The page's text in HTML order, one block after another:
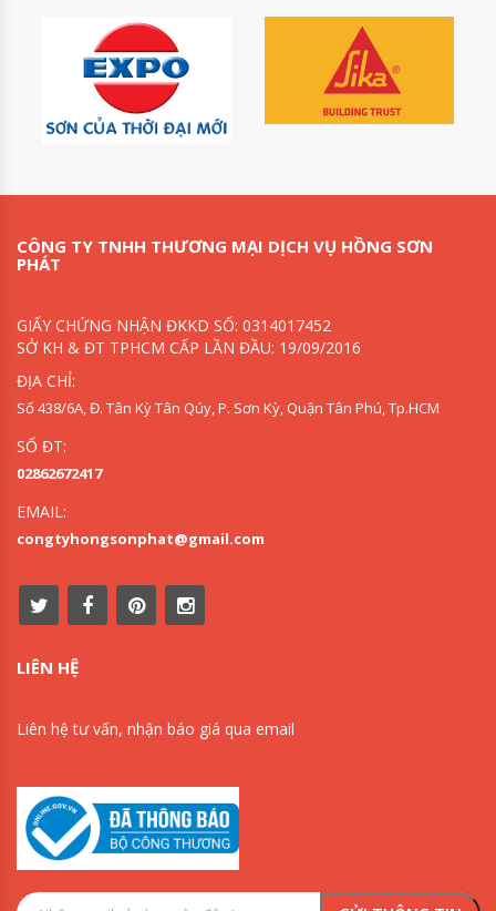
CÔNG TY TNHH THƯƠNG MẠI DỊCH VỤ HỒNG SƠN
PHÁT
GIẤY CHỨNG NHẬN ĐKKD SỐ: 0314017452
SỞ KH & ĐT TPHCM CẤP LẦN ĐẦU: 19/09/2016
ĐỊA CHỈ:
Số 438/6A, Đ. Tân Kỳ Tân Qúy, P. Sơn Kỳ, Quận Tân Phú, Tp.HCM
SỐ ĐT:
02862672417
EMAIL:
congtyhongsonphat@gmail.com
LIÊN HỆ
Liên hệ tư vấn, nhận báo giá qua email